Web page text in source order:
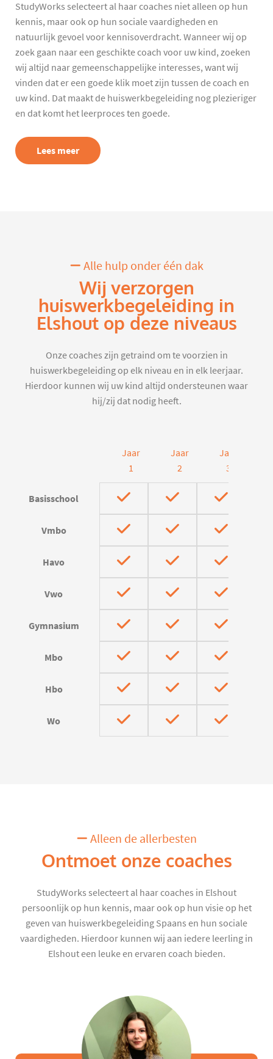
StudyWorks selecteert al haar coaches niet alleen op hun
kennis, maar ook op hun sociale vaardigheden en
natuurlijk gevoel voor kennisoverdracht. Wanneer wij op
zoek gaan naar een geschikte coach voor uw kind, zoeken
wij altijd naar gemeenschappelijke interesses, want wij
vinden dat er een goede klik moet zijn tussen de coach en
uw kind. Dat maakt de huiswerkbegeleiding nog plezieriger
en dat komt het leerproces ten goede.
Lees meer
Alle hulp onder één dak
Wij verzorgen
huiswerkbegeleiding in
Elshout op deze niveaus
Onze coaches zijn getraind om te voorzien in
huiswerkbegeleiding op elk niveau en in elk leerjaar.
Hierdoor kunnen wij uw kind altijd ondersteunen waar
hij/zij dat nodig heeft.
Jaar
1
Jaar
2
Jaar
3
Basisschool
Vmbo
Havo
Vwo
Gymnasium
Mbo
Hbo
Wo
Alleen de allerbesten
Ontmoet onze coaches
StudyWorks selecteert al haar coaches in Elshout
persoonlijk op hun kennis, maar ook op hun visie op het
geven van huiswerkbegeleiding Spaans en hun sociale
vaardigheden. Hierdoor kunnen wij aan iedere leerling in
Elshout een leuke en ervaren coach bieden.